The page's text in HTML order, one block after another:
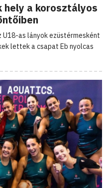
hely a korosztályos
as lányok ezüstérmesként
lettek a csapat Eb nyolcas